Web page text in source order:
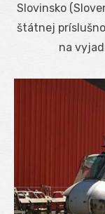
Slovinsko
štátnej
na